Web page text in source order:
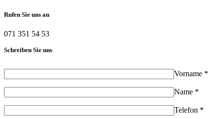
Rufen Sie uns an
071 351 54 53
Schreiben Sie uns
Vorname *
Name *
Telefon *